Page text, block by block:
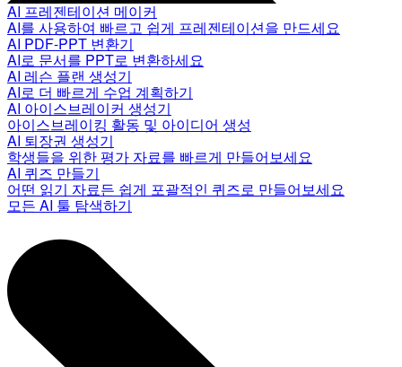
AI 프레젠테이션 메이커
AI를 사용하여 빠르고 쉽게 프레젠테이션을 만드세요
AI PDF-PPT 변환기
AI로 문서를 PPT로 변환하세요
AI 레슨 플랜 생성기
AI로 더 빠르게 수업 계획하기
AI 아이스브레이커 생성기
아이스브레이킹 활동 및 아이디어 생성
AI 퇴장권 생성기
학생들을 위한 평가 자료를 빠르게 만들어보세요
AI 퀴즈 만들기
어떤 읽기 자료든 쉽게 포괄적인 퀴즈로 만들어보세요
모든 AI 툴 탐색하기